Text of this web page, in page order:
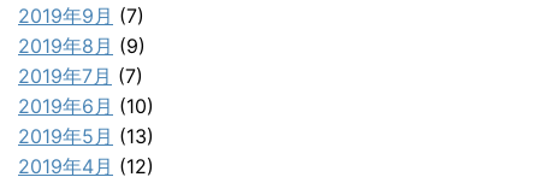
2019年9月 (7)
2019年8月 (9)
2019年7月 (7)
2019年6月 (10)
2019年5月 (13)
2019年4月 (12)